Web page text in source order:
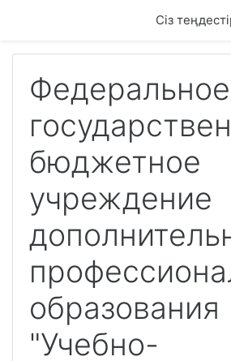
Сіз
Федеральное
бюджетное
учреждение
образования
"Учебно-